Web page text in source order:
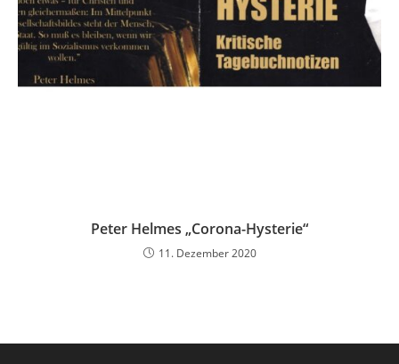
Peter Helmes „Corona-Hysterie“
11. Dezember 2020